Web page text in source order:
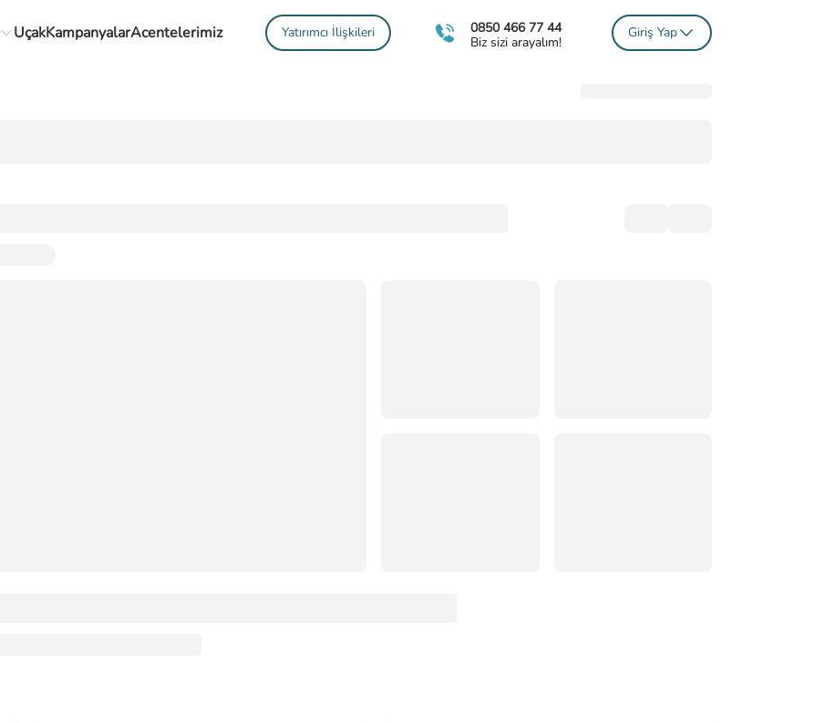
UçakKampanyalarAcentelerimiz Yatırımcı İlişkileri
0850 466 77 44
Biz sizi arayalım!
Giriş Yap